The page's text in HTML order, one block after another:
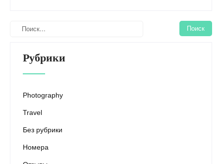
Рубрики
Photography
Travel
Без рубрики
Номера